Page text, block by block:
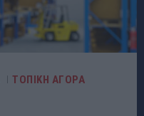
ΤΟΠΙΚΗ ΑΓΟΡΑ